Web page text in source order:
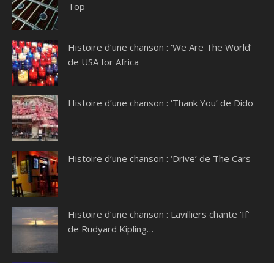
Top
Histoire d’une chanson : ‘We Are The World’
de USA for Africa
Histoire d’une chanson : ‘Thank You’ de Dido
Histoire d’une chanson : ‘Drive’ de The Cars
Histoire d’une chanson : Lavilliers chante ‘If’
de Rudyard Kipling…